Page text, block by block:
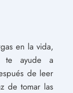
en la vida,
te ayude a
de leer
de tomar las